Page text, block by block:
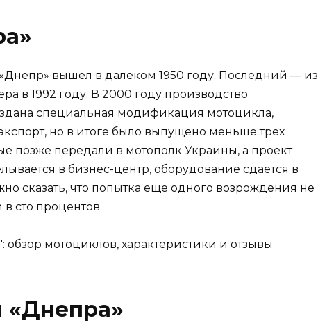
вышел в далеком 1950 году. Последний — из
в 1992 году. В 2000 году производство
специальная модификация мотоцикла,
но в итоге было выпущено меньше трех
позже передали в мотополк Украины, а проект
в бизнес-центр, оборудование сдается в
сказать, что попытка еще одного возрождения не
в сто процентов.
«Днепра»